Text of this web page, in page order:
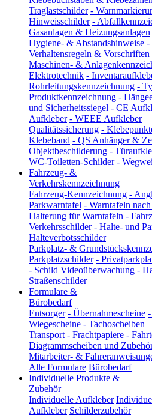
Traglastschilder -
Hinweisschilder -
Gasanlagen & Heizungsanlagen
Hygiene- & Abstandshinweise -
Verhaltensregeln & Vorschriften
Maschinen- &
Elektrotechnik -
Rohrleitungskennzeichnung -
Produktkennzeichnung -
und Sicherheitssiegel - CE
Aufkleber - WEEE Aufkleber
Qualitätssicherung -
Klebeband - QS Anhänger &
Objektbeschilderung -
WC-Toiletten-Schilder -
Fahrzeug- &
Verkehrskennzeichnung
Fahrzeug-Kennzeichnung -
Parkwarntafel - Warntafeln
Halterung für Warntafeln -
Verkehrsschilder - Halte- und
Halteverbotsschilder
Parkplatz- &
Parkplatzschilder -
- Schild Videoüberwachung -
Straßenschilder
Formulare &
Bürobedarf
Entsorger - Übernahmescheine -
Wiegescheine - Tachoscheiben
Transport - Frachtpapiere -
Diagrammscheiben und
Mitarbeiter- &
Alle Formulare Bürobedarf
Individuelle Produkte &
Zubehör
Individuelle Aufkleber
Aufkleber Schilderzubehör